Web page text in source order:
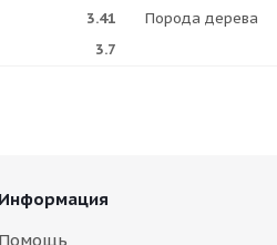
3.41 Порода дерева
3.7
Информация
Помощь